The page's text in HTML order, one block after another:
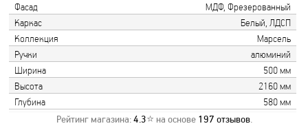
Фасад
МДФ, Фрезерованный
Каркас
Белый, ЛДСП
Коллекция
Марсель
Ручки
алюминий
Ширина
500 мм
Высота
2160 мм
Глубина
580 мм
Рейтинг магазина:4.3⭐ на основе 197 отзывов.